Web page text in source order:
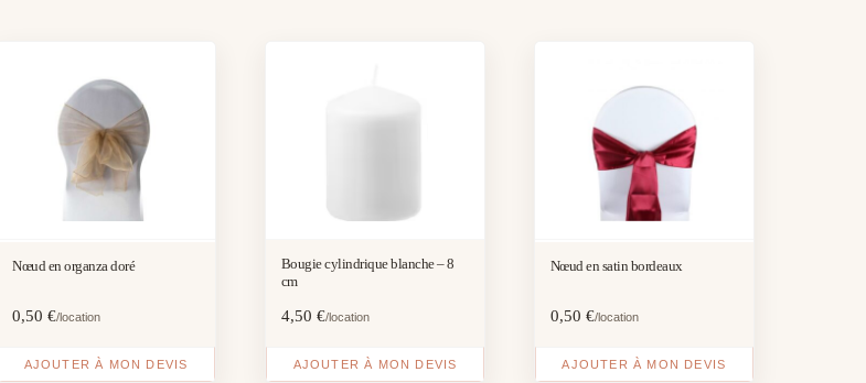
Nœud en organza doré
0,50€/location
AJOUTER À MON DEVIS
Bougie cylindrique blanche – 8
cm
4,50 €/location
AJOUTER À MON DEVIS
Nœud en satin bordeaux
0,50 €/location
AJOUTER À MON DEVIS